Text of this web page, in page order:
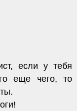
если у тебя
еще чего, то